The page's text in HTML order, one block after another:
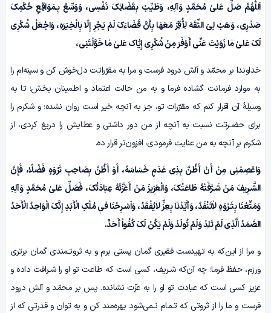
اَللّٰهُمَّ صَلِّ عَلیٰ مُحَمَّدٍ وَآلِهِ، وَطَیِّبْ بِقَضَائِکَ نَفْسِی، وَوَسِّعْ بِـمَوَاقِعِ حُکْمِکَ
صَدْرِی، وَهَبْ لِیَ الثِّقَهَ لِأُقِرَّ مَعَهَا بِأَنَّ قَضَاءَکَ لَمْ یَجْرِ إِلّٰا بِالْخِیَرَهِ، وَاجْعَلْ شُکْرِی
لَکَ عَلیٰ مٰا زَوَیْتَ عَنِّی أَوْفَرَ مِنْ شُکْرِی إِیّٰاک عَلیٰ مٰا خَوَّلْتَنِی،
خداوندا بر محمّد و آلش درود فرست و مرا به مقرّراتت دل‌خوش کن و سینه‌ام را
به موارد فرمانت گشاده فرما و به من حالت اعتماد و اطمینان بخش؛ تا به
وسیلۀ آن اقرار کنم که مقرّرات تو، جز به آنچه خیر است روان نشده؛ و شکرم را
برای حضـرتت نسبت به آنچه از من دور داشتی و عطایش را دریغ کردی، از
شکرم بر آنچه به من عنایت فرمودی، افزون‌تر قرار ده.
وَاعْصِمْنِی مِنْ أَنْ أَظُنَّ بِذِی عَدَمٍ خَسَاسَهً، أَوْ أَظُنَّ بِصَاحِبِ ثَرْوَهٍ فَضْلًا، فَإِنَّ
الشَّـرِیفَ مَنْ شَـرَّفَتْهُ طَاعَتُکَ، وَالْعَزِیزَ مَنْ أَعَزَّتْهُ عِبَادَتُکَ، فَصَلِّ عَلیٰ مُحَمَّدٍ وَآلِهِ
وَمَتِّعْنَا بِثَـرْوَهٍ لاٰتَنْفَدُ، وَأَیِّدْنَا بِعِزٍّ لاٰیُفْقَدُ، وَاَسْـرِحْنَا فیٖ مُلْکِ الْأَبَدِ إِنَّکَ الْوَاحِدُ الْأَحَدُ
الصَّمَدُ الَّذِی لَمْ تَلِدْ وَلَمْ تُولَدْ وَلَمْ یَکُنْ لَکَ کُفُواً أَحَدٌ.
و مرا از این‌که به تهیدست فقیری گمان پستی برم و به ثروتـمندی گمان برتری
ورزم، حفظ فرما؛ چه آن‌که شـریف، کسی است که طاعت تو او را شـرافت داده و
عزیز کسی است که عبادت تو او را به عزّت نشانده. پس بر محمّد و آلش درود
فرست و ما را از ثروتی که تـمام نـمی‌شود بهره‌مند کن و به توان و قدرتی که از